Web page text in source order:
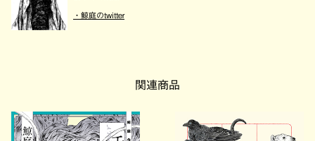
・鯨庭のtwitter
関連商品